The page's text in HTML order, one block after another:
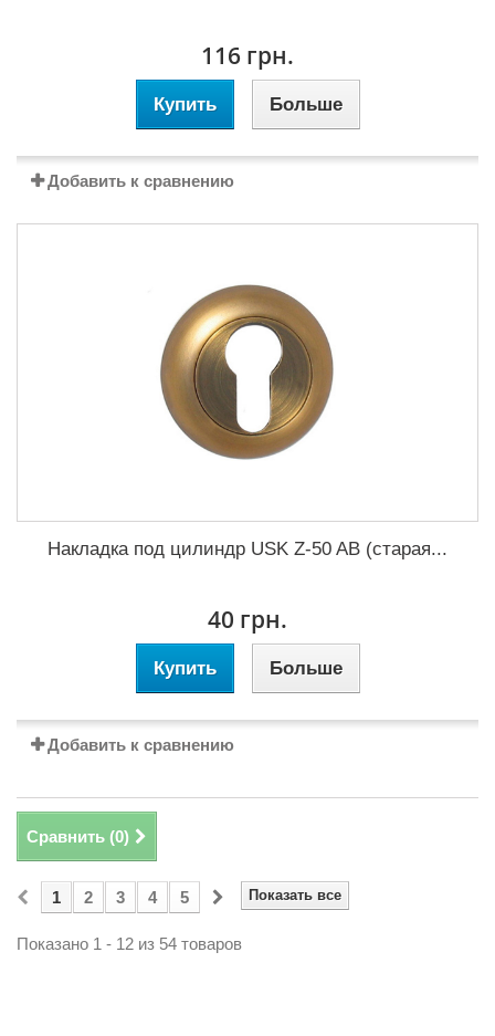
116 грн.
Купить Больше
Добавить к сравнению
Накладка под цилиндр USK Z-50 AB (старая...
40 грн.
Купить Больше
Добавить к сравнению
Сравнить (0)
Показать все
1 2 3 4 5
Показано 1 - 12 из 54 товаров